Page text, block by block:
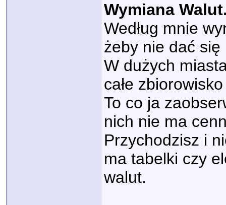
Wymiana
Według mnie
żeby nie dać
W dużych
całe
To co ja
nich nie ma
Przychodzisz i
ma tabelki czy
walut.